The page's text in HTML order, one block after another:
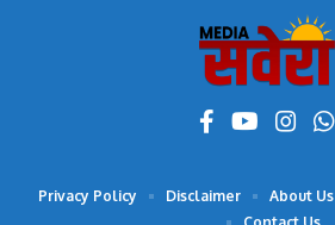
Privacy Policy Disclaimer About Us